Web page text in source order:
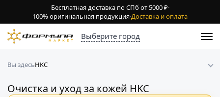
Бесплатная доставка по СПб от 5000 ₽·
100% оригинальная продукция·Доставка и оплата
Выберите город
Вы здесьHKC
Очистка и уход за кожей HKC